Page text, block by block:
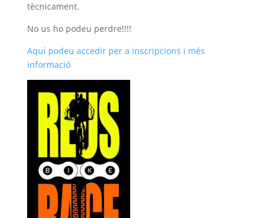
tècnicament.
No us ho podeu perdre!!!!
Aquí podeu accedir per a inscripcions i més
informació